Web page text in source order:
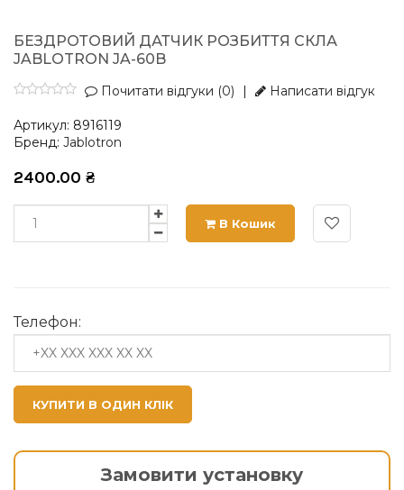
БЕЗДРОТОВИЙ ДАТЧИК РОЗБИТТЯ СКЛА
JABLOTRON JA-60B
Почитати відгуки (0) Написати відгук
Артикул: 8916119
Бренд: Jablotron
2400.00 ₴
В Кошик
Телефон:
КУПИТИ В ОДИН КЛІК
Замовити установку